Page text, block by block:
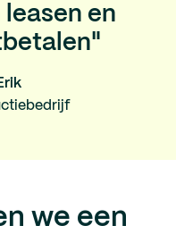
en
we een